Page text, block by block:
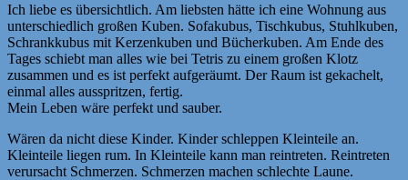
Ich liebe es übersichtlich. Am liebsten hätte ich eine Wohnung aus
unterschiedlich großen Kuben. Sofakubus, Tischkubus, Stuhlkuben,
Schrankkubus mit Kerzenkuben und Bücherkuben. Am Ende des
Tages schiebt man alles wie bei Tetris zu einem großen Klotz
zusammen und es ist perfekt aufgeräumt. Der Raum ist gekachelt,
einmal alles ausspritzen, fertig.
Mein Leben wäre perfekt und sauber.
Wären da nicht diese Kinder. Kinder schleppen Kleinteile an.
Kleinteile liegen rum. In Kleinteile kann man reintreten. Reintreten
verursacht Schmerzen. Schmerzen machen schlechte Laune.